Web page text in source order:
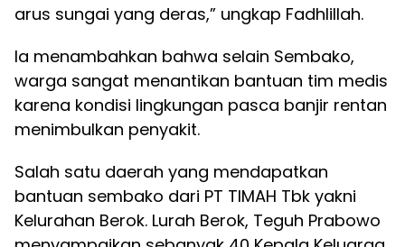
arus sungai yang deras,” ungkap Fadhlillah.
Ia menambahkan bahwa selain Sembako,
warga sangat menantikan bantuan tim medis
karena kondisi lingkungan pasca banjir rentan
menimbulkan penyakit.
Salah satu daerah yang mendapatkan
bantuan sembako dari PT TIMAH Tbk yakni
Kelurahan Berok. Lurah Berok, Teguh Prabowo